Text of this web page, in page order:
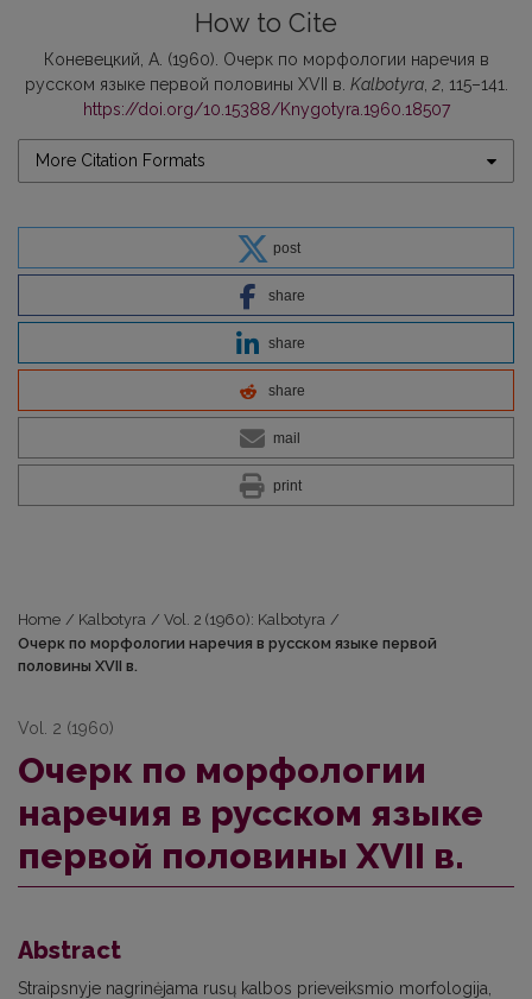
How to Cite
Коневецкий, А. (1960). Очерк по морфологии наречия в
русском языке первой половины XVII в. Kalbotyra, 2, 115–141.
https://doi.org/10.15388/Knygotyra.1960.18507
More Citation Formats
post
share
share
share
mail
print
Home / Kalbotyra / Vol. 2 (1960): Kalbotyra /
Очерк по морфологии наречия в русском языке первой
половины XVII в.
Vol. 2 (1960)
Очерк по морфологии
наречия в русском языке
первой половины XVII в.
Abstract
Straipsnyje nagrinėjama rusų kalbos prieveiksmio morfologija,